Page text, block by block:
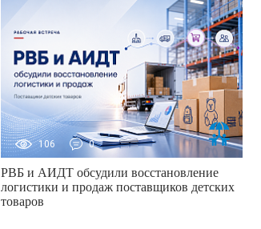
106 0
РВБ и АИДТ обсудили восстановление
логистики и продаж поставщиков детских
товаров